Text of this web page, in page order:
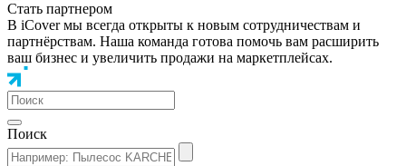
Стать партнером
В iCover мы всегда открыты к новым сотрудничествам и
партнёрствам. Наша команда готова помочь вам расширить
ваш бизнес и увеличить продажи на маркетплейсах.
Поиск